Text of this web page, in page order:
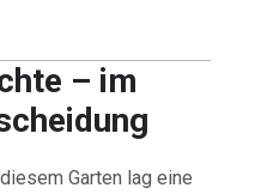
– im
Garten lag eine